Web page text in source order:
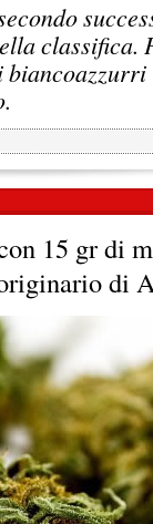
classifica.
15 gr di
di